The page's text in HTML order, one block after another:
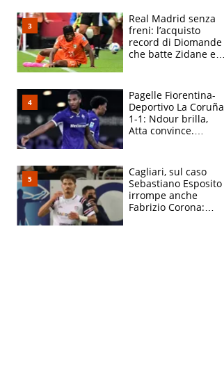
Real Madrid senza
freni: l’acquisto
record di Diomande
che batte Zidane e
Pagelle Fiorentina-
Deportivo La Coruña
1-1: Ndour brilla,
Atta convince.
Cagliari, sul caso
Sebastiano Esposito
irrompe anche
Fabrizio Corona: